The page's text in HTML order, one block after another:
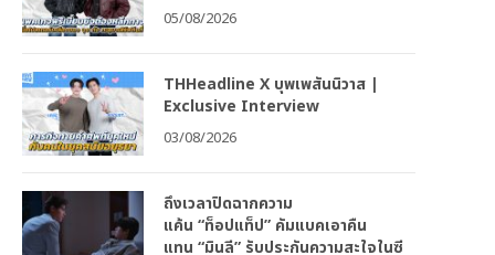
05/08/2026
THHeadline X บุพเพสันนิวาส |
Exclusive Interview
03/08/2026
ถึงเวลาปิดฉากความ
แค้น “ท็อปแท็ป” คัมแบคเอาคืน
แทน “มินลี” รับประกันความสะใจในซี